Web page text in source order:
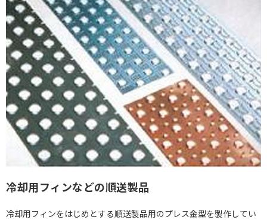
冷却用フィンなどの順送製品
冷却用フィンをはじめとする順送製品用のプレス金型を製作してい